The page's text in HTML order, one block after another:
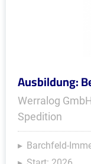
Ausbildung:
Werralog
Spedition
Barchfeld-